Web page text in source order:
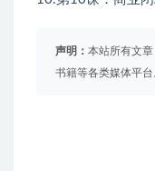
声明： 本站所有文
书籍等各类媒体平